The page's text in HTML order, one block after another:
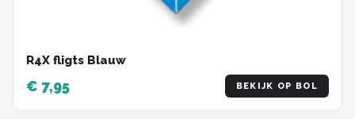
R4X fligts Blauw
€ 7,95 BEKIJK OP BOL